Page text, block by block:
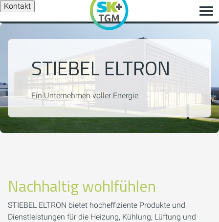
Kontakt
STIEBEL ELTRON
Ein Unternehmen voller Energie
Nachhaltig wohlfühlen
STIEBEL ELTRON bietet hocheffiziente Produkte und
Dienstleistungen für die Heizung, Kühlung, Lüftung und